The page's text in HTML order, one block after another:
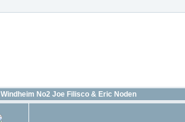
Windheim No2 Joe Filisco & Eric Noden